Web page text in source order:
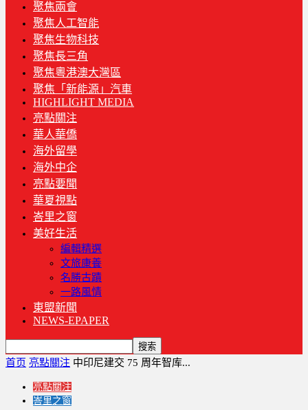
聚焦兩會
聚焦人工智能
聚焦生物科技
聚焦長三角
聚焦粵港澳大灣區
聚焦「新能源」汽車
HIGHLIGHT MEDIA
亮點關注
華人華僑
海外留學
海外中企
亮點要聞
華夏視點
峇里之窗
美好生活
編輯精選
文旅康養
名勝古蹟
一路風情
東盟新聞
NEWS-EPAPER
首页 亮點關注 中印尼建交 75 周年智库...
亮點關注
峇里之窗